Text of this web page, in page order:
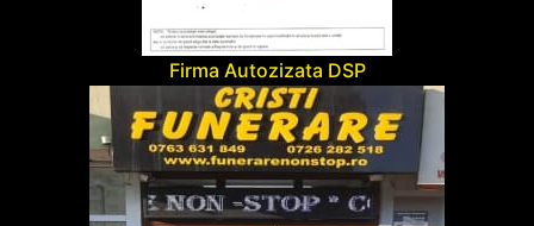
Firma Autozizata DSP